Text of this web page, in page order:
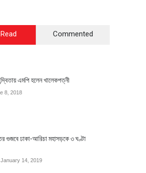
Commented
এমপি হলেন খালেকপত্নী
8, 2018
গুজবে ঢাকা-আরিচা মহাসড়কে ৩ ঘণ্টা
January 14, 2019